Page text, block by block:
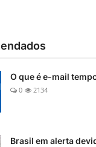
O que é e-mail
0 2134
Brasil em alerta